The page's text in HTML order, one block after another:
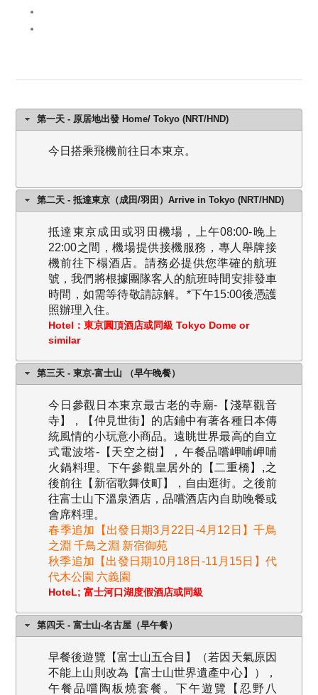
第一天 - 原居地出發 Home/ Tokyo (NRT/HND)
今日搭乘飛機前往日本東京。
第二天 - 抵達東京（成田/羽田）Arrive in Tokyo (NRT/HND)
抵達東京成田或羽田機場，上午08:00-晚上
22:00之間，機場提供接機服務，專人舉牌接
機前往下榻酒店。請務必提供您準確的航班
號，我們將根據團隊客人的航班時間安排發車
時間，如需等待敬請諒解。*下午15:00後憑護
照辦理入住。
Hotel：東京圓頂酒店或同級 Tokyo Dome or
similar
第三天 - 東京-富士山 （早午晚餐）
今日參觀日本東京最古老的寺廟-【淺草觀音
寺】，【仲見世街】的店鋪中有著各種日本傳
統風情的小玩意小商品。遠眺世界最高的自立
式電波塔-【天空之樹】，午餐品嚐岬哺岬哺
火鍋料理。下午參觀皇居外的【二重橋】,之
後前往【新宿歌舞伎町】，自由逛街。之後前
往富士山下溫泉酒店，品嚐酒店內自助晚餐或
會席料理。
春季追加【出發日期3月22日-4月12日】千鳥
之淵 千鳥之淵 新宿御苑
秋季追加【出發日期10月18日-11月15日】代
代木公園 六義園
HoteL; 富士河口湖度假酒店或同級
第四天 - 富士山-名古屋（早午餐）
早餐後遊覽【富士山五合目】（若因天氣原因
不能上山則改為【富士山世界遺產中心】），
午餐品嚐陶板燒套餐。下午遊覽【忍野八